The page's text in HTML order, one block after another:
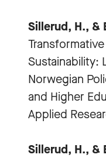
Sillerud, H., &
Sustainability:
Norwegian
and Higher
Applied
Sillerud, H., &